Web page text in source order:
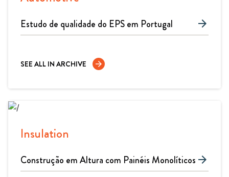
Estudo de qualidade do EPS em Portugal arrow_forward
SEE ALL IN ARCHIVE arrow_forward
Insulation
Construção em Altura com Painéis Monolíticos arrow_forward